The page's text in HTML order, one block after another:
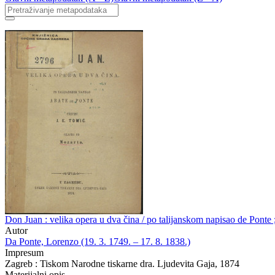
Don Juan : velika opera u dva čina / po talijanskom napisao de
Autor
Da Ponte, Lorenzo (19. 3. 1749. – 17. 8. 1838.)
Impresum
Zagreb : Tiskom Narodne tiskarne dra. Ljudevita Gaja, 1874